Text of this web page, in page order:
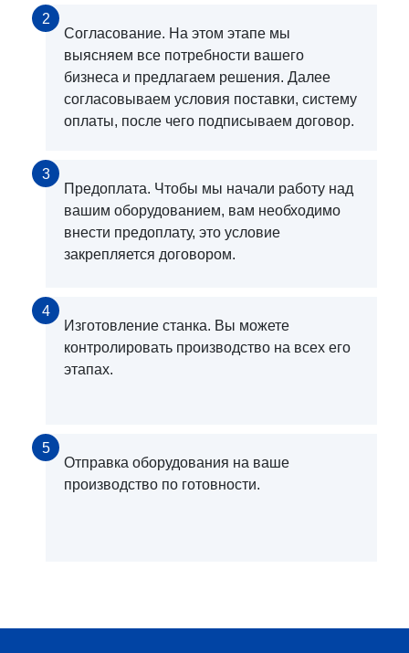
2
Согласование. На этом этапе мы
выясняем все потребности вашего
бизнеса и предлагаем решения. Далее
согласовываем условия поставки, систему
оплаты, после чего подписываем договор.
3
Предоплата. Чтобы мы начали работу над
вашим оборудованием, вам необходимо
внести предоплату, это условие
закрепляется договором.
4
Изготовление станка. Вы можете
контролировать производство на всех его
этапах.
5
Отправка оборудования на ваше
производство по готовности.